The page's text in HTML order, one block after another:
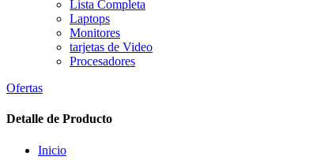
Lista Completa
Laptops
Monitores
tarjetas de Video
Procesadores
Ofertas
Detalle de Producto
Inicio